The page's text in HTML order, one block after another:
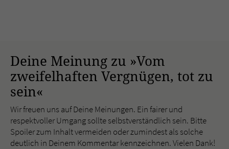
Deine Meinung zu »Vom
zweifelhaften Vergnügen, tot zu
sein«
Wir freuen uns auf Deine Meinungen. Ein fairer und
respektvoller Umgang sollte selbstverständlich sein. Bitte
Spoiler zum Inhalt vermeiden oder zumindest als solche
deutlich in Deinem Kommentar kennzeichnen. Vielen Dank!